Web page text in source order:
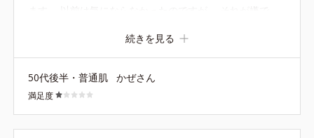
ます。 以前は気にならなかったのですが。 それが嫌で
続きを見る
50代後半・普通肌 かぜさん
満足度